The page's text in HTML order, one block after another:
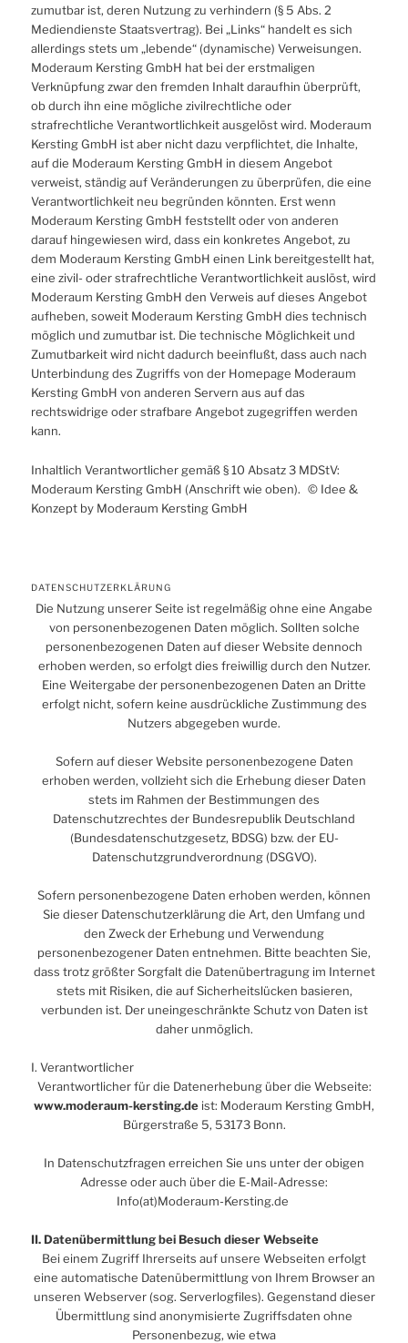
zumutbar ist, deren Nutzung zu verhindern (§ 5 Abs. 2
Mediendienste Staatsvertrag). Bei „Links“ handelt es sich
allerdings stets um „lebende“ (dynamische) Verweisungen.
Moderaum Kersting GmbH hat bei der erstmaligen
Verknüpfung zwar den fremden Inhalt daraufhin überprüft,
ob durch ihn eine mögliche zivilrechtliche oder
strafrechtliche Verantwortlichkeit ausgelöst wird. Moderaum
Kersting GmbH ist aber nicht dazu verpflichtet, die Inhalte,
auf die Moderaum Kersting GmbH in diesem Angebot
verweist, ständig auf Veränderungen zu überprüfen, die eine
Verantwortlichkeit neu begründen könnten. Erst wenn
Moderaum Kersting GmbH feststellt oder von anderen
darauf hingewiesen wird, dass ein konkretes Angebot, zu
dem Moderaum Kersting GmbH einen Link bereitgestellt hat,
eine zivil- oder strafrechtliche Verantwortlichkeit auslöst, wird
Moderaum Kersting GmbH den Verweis auf dieses Angebot
aufheben, soweit Moderaum Kersting GmbH dies technisch
möglich und zumutbar ist. Die technische Möglichkeit und
Zumutbarkeit wird nicht dadurch beeinflußt, dass auch nach
Unterbindung des Zugriffs von der Homepage Moderaum
Kersting GmbH von anderen Servern aus auf das
rechtswidrige oder strafbare Angebot zugegriffen werden
kann.
Inhaltlich Verantwortlicher gemäß § 10 Absatz 3 MDStV:
Moderaum Kersting GmbH (Anschrift wie oben). © Idee &
Konzept by Moderaum Kersting GmbH
DATENSCHUTZERKLÄRUNG
Die Nutzung unserer Seite ist regelmäßig ohne eine Angabe
von personenbezogenen Daten möglich. Sollten solche
personenbezogenen Daten auf dieser Website dennoch
erhoben werden, so erfolgt dies freiwillig durch den Nutzer.
Eine Weitergabe der personenbezogenen Daten an Dritte
erfolgt nicht, sofern keine ausdrückliche Zustimmung des
Nutzers abgegeben wurde.
Sofern auf dieser Website personenbezogene Daten
erhoben werden, vollzieht sich die Erhebung dieser Daten
stets im Rahmen der Bestimmungen des
Datenschutzrechtes der Bundesrepublik Deutschland
(Bundesdatenschutzgesetz, BDSG) bzw. der EU-
Datenschutzgrundverordnung (DSGVO).
Sofern personenbezogene Daten erhoben werden, können
Sie dieser Datenschutzerklärung die Art, den Umfang und
den Zweck der Erhebung und Verwendung
personenbezogener Daten entnehmen. Bitte beachten Sie,
dass trotz größter Sorgfalt die Datenübertragung im Internet
stets mit Risiken, die auf Sicherheitslücken basieren,
verbunden ist. Der uneingeschränkte Schutz von Daten ist
daher unmöglich.
I. Verantwortlicher
Verantwortlicher für die Datenerhebung über die Webseite:
www.moderaum-kersting.de ist: Moderaum Kersting GmbH,
Bürgerstraße 5, 53173 Bonn.
In Datenschutzfragen erreichen Sie uns unter der obigen
Adresse oder auch über die E-Mail-Adresse:
Info(at)Moderaum-Kersting.de
II. Datenübermittlung bei Besuch dieser Webseite
Bei einem Zugriff Ihrerseits auf unsere Webseiten erfolgt
eine automatische Datenübermittlung von Ihrem Browser an
unseren Webserver (sog. Serverlogfiles). Gegenstand dieser
Übermittlung sind anonymisierte Zugriffsdaten ohne
Personenbezug, wie etwa